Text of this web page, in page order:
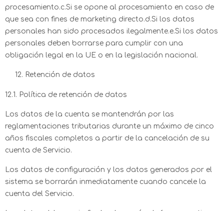
procesamiento.c.Si se opone al procesamiento en caso de
que sea con fines de marketing directo.d.Si los datos
personales han sido procesados ilegalmente.e.Si los datos
personales deben borrarse para cumplir con una
obligación legal en la UE o en la legislación nacional.
Retención de datos
12.1. Política de retención de datos
Los datos de la cuenta se mantendrán por las
reglamentaciones tributarias durante un máximo de cinco
años fiscales completos a partir de la cancelación de su
cuenta de Servicio.
Los datos de configuración y los datos generados por el
sistema se borrarán inmediatamente cuando cancele la
cuenta del Servicio.